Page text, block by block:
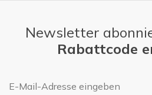
Newsletter
Rabattcode
E-Mail-Adresse